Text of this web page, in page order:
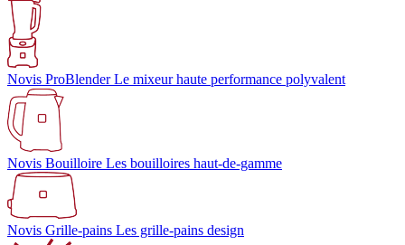
Novis ProBlender Le mixeur haute performance polyvalent
Novis Bouilloire Les bouilloires haut-de-gamme
Novis Grille-pains Les grille-pains design